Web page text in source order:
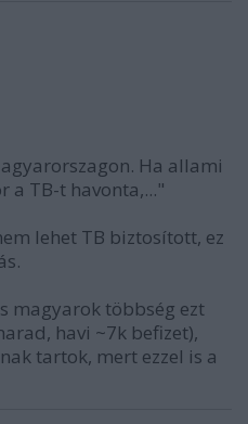
Ha allami
a TB-t havonta,..."
lehet TB biztosított, ez
magyarok többség ezt
havi ~7k befizet),
tartok, mert ezzel is a